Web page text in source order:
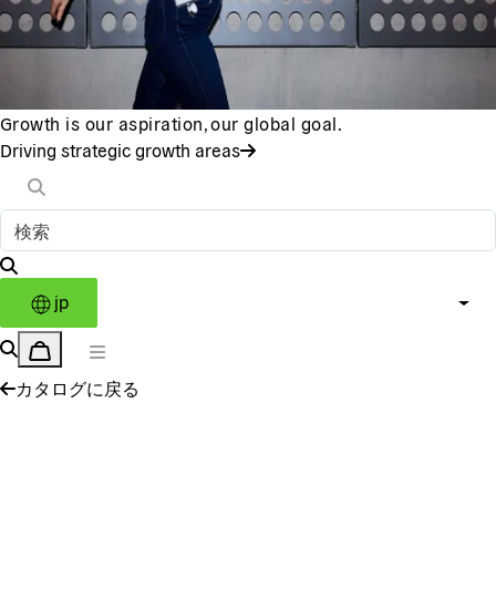
Growth is our aspiration, our global goal.
Driving strategic growth areas
jp
カタログに戻る